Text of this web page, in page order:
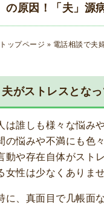
の原因！「夫」源
トップページ » 電話相談で夫
夫がストレスとな
は誰しも様々な悩み
の悩みや不満にも色
動や存在自体がスト
女性は少なくありませ
に、真面目で几帳面